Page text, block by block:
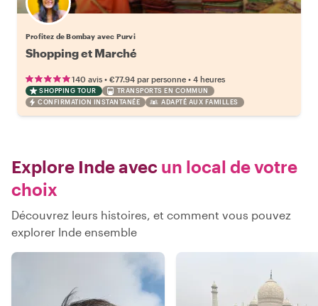
Profitez de Bombay avec Purvi
Shopping et Marché
140 avis • €77.94 par personne • 4 heures
SHOPPING TOUR
TRANSPORTS EN COMMUN
CONFIRMATION INSTANTANÉE
ADAPTÉ AUX FAMILLES
Explore Inde avec un local de votre
choix
Découvrez leurs histoires, et comment vous pouvez
explorer Inde ensemble